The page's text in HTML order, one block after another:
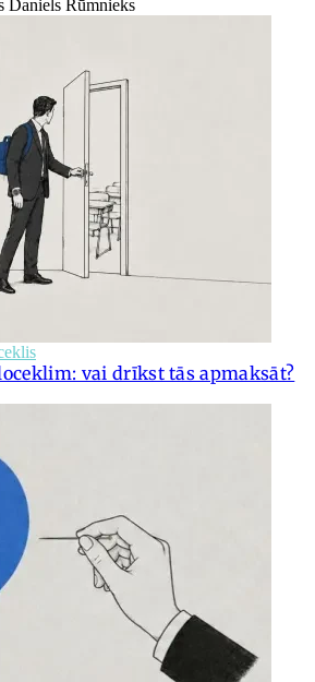
Daniels Rūmnieks
vai drīkst tās apmaksāt?